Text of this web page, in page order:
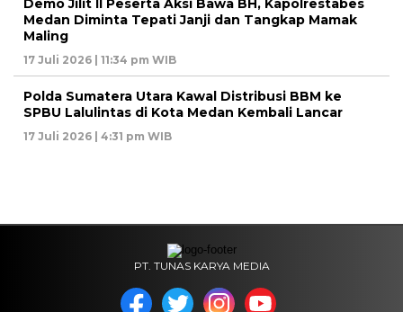
Demo Jilit II Peserta Aksi Bawa BH, Kapolrestabes
Medan Diminta Tepati Janji dan Tangkap Mamak
Maling
17 Juli 2026 | 11:34 pm WIB
Polda Sumatera Utara Kawal Distribusi BBM ke
SPBU Lalulintas di Kota Medan Kembali Lancar
17 Juli 2026 | 4:31 pm WIB
PT. TUNAS KARYA MEDIA